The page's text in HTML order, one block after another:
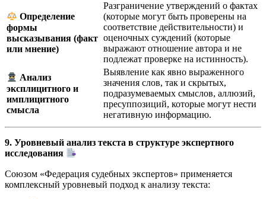
Определение
формы
высказывания (факт
или мнение)
Разграничение утверждений о фактах
(которые могут быть проверены на
соответствие действительности) и
оценочных суждений (которые
выражают отношение автора и не
подлежат проверке на истинность).
Анализ
эксплицитного и
имплицитного
смысла
Выявление как явно выраженного
значения слов, так и скрытых,
подразумеваемых смыслов, аллюзий,
пресуппозиций, которые могут нести
негативную информацию.
9. Уровневый анализ текста в структуре экспертного
исследования
Союзом «Федерация судебных экспертов» применяется
комплексный уровневый подход к анализу текста: